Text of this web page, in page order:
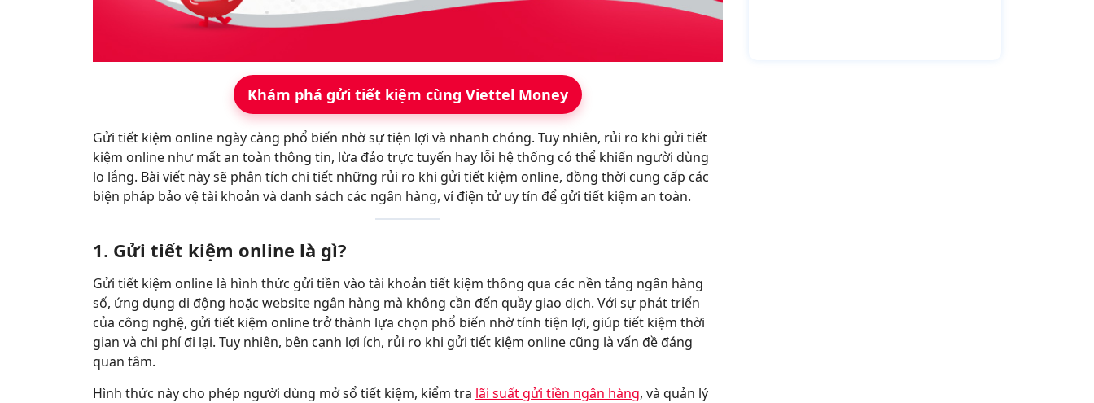
Khám phá gửi tiết kiệm cùng Viettel Money
Gửi tiết kiệm online ngày càng phổ biến nhờ sự tiện lợi và nhanh chóng. Tuy nhiên, rủi ro khi gửi tiết
kiệm online như mất an toàn thông tin, lừa đảo trực tuyến hay lỗi hệ thống có thể khiến người dùng
lo lắng. Bài viết này sẽ phân tích chi tiết những rủi ro khi gửi tiết kiệm online, đồng thời cung cấp các
biện pháp bảo vệ tài khoản và danh sách các ngân hàng, ví điện tử uy tín để gửi tiết kiệm an toàn.
1. Gửi tiết kiệm online là gì?
Gửi tiết kiệm online là hình thức gửi tiền vào tài khoản tiết kiệm thông qua các nền tảng ngân hàng
số, ứng dụng di động hoặc website ngân hàng mà không cần đến quầy giao dịch. Với sự phát triển
của công nghệ, gửi tiết kiệm online trở thành lựa chọn phổ biến nhờ tính tiện lợi, giúp tiết kiệm thời
gian và chi phí đi lại. Tuy nhiên, bên cạnh lợi ích, rủi ro khi gửi tiết kiệm online cũng là vấn đề đáng
quan tâm.
Hình thức này cho phép người dùng mở sổ tiết kiệm, kiểm tra lãi suất gửi tiền ngân hàng, và quản lý
Money và ViettelPay Pro